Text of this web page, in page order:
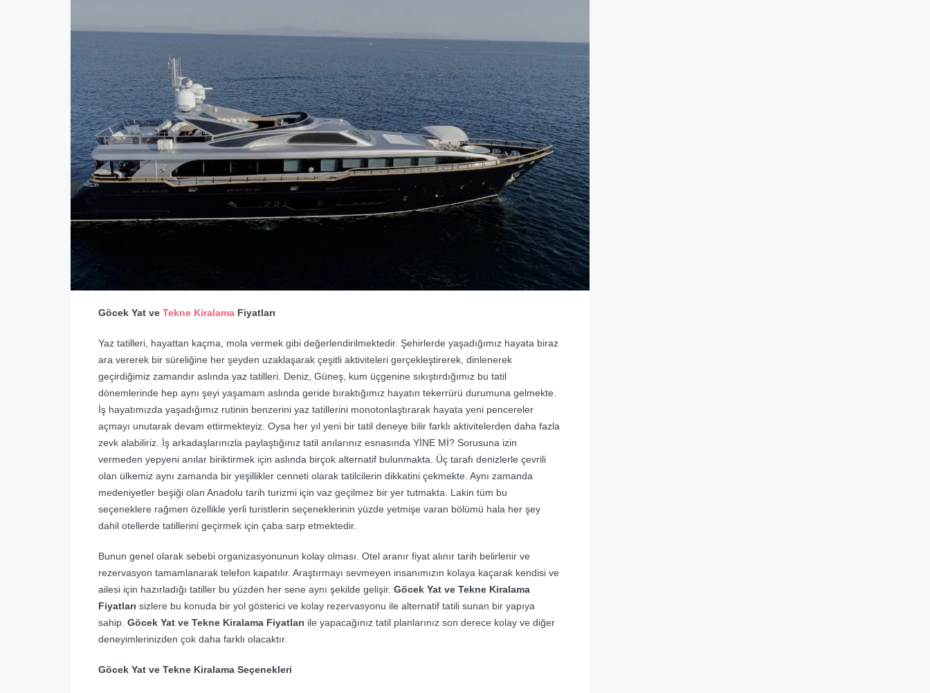
Göcek Yat ve Tekne Kiralama Fiyatları
Yaz tatilleri, hayattan kaçma, mola vermek gibi değerlendirilmektedir. Şehirlerde yaşadığımız hayata biraz
ara vererek bir süreliğine her şeyden uzaklaşarak çeşitli aktiviteleri gerçekleştirerek, dinlenerek
geçirdiğimiz zamandır aslında yaz tatilleri. Deniz, Güneş, kum üçgenine sıkıştırdığımız bu tatil
dönemlerinde hep aynı şeyi yaşamam aslında geride bıraktığımız hayatın tekerrürü durumuna gelmekte.
İş hayatımızda yaşadığımız rutinin benzerini yaz tatillerini monotonlaştırarak hayata yeni pencereler
açmayı unutarak devam ettirmekteyiz. Oysa her yıl yeni bir tatil deneye bilir farklı aktivitelerden daha fazla
zevk alabiliriz. İş arkadaşlarınızla paylaştığınız tatil anılarınız esnasında YİNE Mİ? Sorusuna izin
vermeden yepyeni anılar biriktirmek için aslında birçok alternatif bulunmakta. Üç tarafı denizlerle çevrili
olan ülkemiz aynı zamanda bir yeşillikler cenneti olarak tatilcilerin dikkatini çekmekte. Aynı zamanda
medeniyetler beşiği olan Anadolu tarih turizmi için vaz geçilmez bir yer tutmakta. Lakin tüm bu
seçeneklere rağmen özellikle yerli turistlerin seçeneklerinin yüzde yetmişe varan bölümü hala her şey
dahil otellerde tatillerini geçirmek için çaba sarp etmektedir.
Bunun genel olarak sebebi organizasyonunun kolay olması. Otel aranır fiyat alınır tarih belirlenir ve
rezervasyon tamamlanarak telefon kapatılır. Araştırmayı sevmeyen insanımızın kolaya kaçarak kendisi ve
ailesi için hazırladığı tatiller bu yüzden her sene aynı şekilde gelişir. Göcek Yat ve Tekne Kiralama
Fiyatları sizlere bu konuda bir yol gösterici ve kolay rezervasyonu ile alternatif tatili sunan bir yapıya
sahip. Göcek Yat ve Tekne Kiralama Fiyatları ile yapacağınız tatil planlarınız son derece kolay ve diğer
deneyimlerinizden çok daha farklı olacaktır.
Göcek Yat ve Tekne Kiralama Seçenekleri